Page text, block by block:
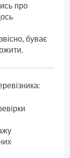
про
буває